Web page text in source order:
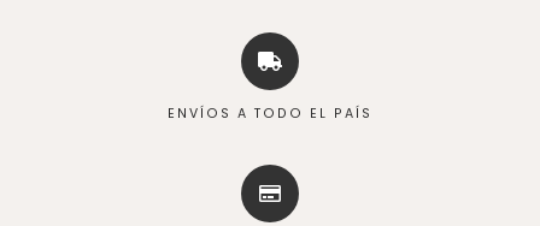
ENVÍOS A TODO EL PAÍS